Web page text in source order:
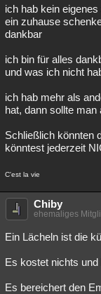
ich hab kein
ein zuhause
dankbar
ich bin für alles
und was ich nicht
ich hab mehr als
hat, dann sollte
Schließlich könnten
könntest jederzeit
C'est la vie
Chiby
ehemaliges
Ein Lächeln ist die
Es kostet nichts und
Es bereichert den